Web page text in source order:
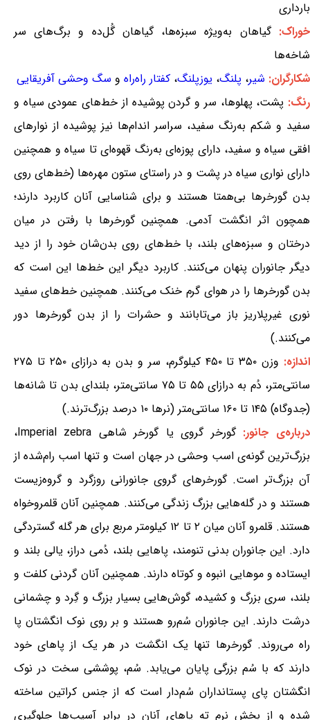
بارداری
خوراک:گیاهان به‌ویژه سبزه‌ها، گیاهان گُل‌ده و برگ‌های سر
شاخه‌ها
شکارگران: شیر، پلنگ، یوزپلنگ، کفتار راه‌راه و سگ وحشی آفریقایی
رنگ: پشت، پهلوها، سر و گردن پوشیده از خط‌های عمودی سیاه و
سفید و شکم به‌رنگ سفید، سراسر اندام‌ها نیز پوشیده از نوارهای
افقی سیاه و سفید، دارای پوزه‌ای به‌رنگ قهوه‌ای تا سیاه و همچنین
دارای نواری سیاه در پشت و در راستای ستون مهره‌ها (خط‌های روی
بدن گورخرها بی‌همتا هستند و برای شناسایی آنان کاربرد دارند؛
همچون اثر انگشت آدمی. همچنین گورخرها با رفتن در میان
درختان و سبزه‌های بلند، با خط‌های روی بدن‌شان خود را از دید
دیگر جانوران پنهان می‌کنند. کاربرد دیگر این خط‌ها این است که
بدن گورخرها را در هوای گرم خنک می‌کنند. همچنین خط‌های سفید
نوری غیرپلاریز باز می‌تابانند و حشرات را از بدن گورخرها دور
می‌کنند.)
اندازه:
وزن ۳۵۰ تا ۴۵۰ کیلوگرم، سر و بدن به درازای ۲۵۰ تا ۲۷۵
سانتی‌متر، دُم به درازای ۵۵ تا ۷۵ سانتی‌متر، بلندای بدن تا شانه‌ها
(جدوگاه) ۱۴۵ تا ۱۶۰ سانتی‌متر (نرها ۱۰ درصد بزرگ‌ترند.)
درباره‌ی جانور:
گورخر گروی یا گورخر شاهی Imperial zebra،
بزرگ‌ترین گونه‌ی اسب وحشی در جهان است و تنها اسب رام‌شده از
آن بزرگ‌تر است. گورخرهای گروی جانورانی روزگرد و گروه‌زیست
هستند و در گله‌هایی بزرگ زندگی می‌کنند. همچنین آنان قلمروخواه
هستند. قلمرو آنان میان ۲ تا ۱۲ کیلومتر مربع برای هر گله گستردگی
دارد. این جانوران بدنی تنومند، پاهایی بلند، دُمی دراز، یالی بلند و
ایستاده و موهایی انبوه و کوتاه دارند. همچنین آنان گردنی کلفت و
بلند، سری بزرگ و کشیده، گوش‌هایی بسیار بزرگ و گِرد و چشمانی
درشت دارند. این جانوران سُم‌رو هستند و بر روی نوک انگشتان پا
راه می‌روند. گورخرها تنها یک انگشت در هر یک از پاهای خود
دارند که با سُم بزرگی پایان می‌یابد. سُم، پوششی سخت در نوک
انگشتان پای پستانداران سُم‌دار است که از جنس کراتین ساخته
شده و از بخش نرم ته پاهای آنان در برابر آسیب‌ها جلوگیری